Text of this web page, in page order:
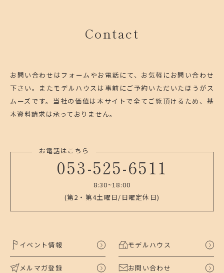
Contact
お問い合わせはフォームやお電話にて、お気軽にお問い合わせ
下さい。 またモデルハウスは事前にご予約いただいたほうがス
ムーズです。 当社の価値は本サイトで全てご覧頂けるため、基
本資料請求は承っておりません。
お電話はこちら
053-525-6511
8:30~18:00
(第2・第4土曜日/日曜定休日)
イベント情報 モデルハウス
メルマガ登録 お問い合わせ